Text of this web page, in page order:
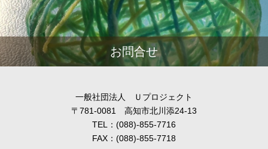
お問合せ
一般社団法人 Ｕプロジェクト
〒781-0081 高知市北川添24-13
TEL：(088)-855-7716
FAX：(088)-855-7718